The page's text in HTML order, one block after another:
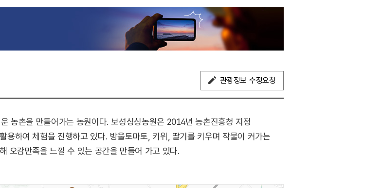
관광정보 수정요청
농촌을 만들어가는 농원이다. 보성싱싱농원은 2014년 농촌진흥청 지정
용하여 체험을 진행하고 있다. 방울토마토, 키위, 딸기를 키우며 작물이 커가는
오감만족을 느낄 수 있는 공간을 만들어 가고 있다.